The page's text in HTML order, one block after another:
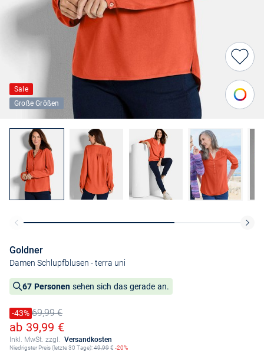
Sale
Große Größen
Goldner
Damen Schlupfblusen - terra uni
67 Personen sehen sich das gerade an.
Preis reduziert um
-43%
Alter Preis69,99 €
Ermäßigter Preis
ab 39,99 €
Inkl. MwSt. zzgl. Versandkosten
Niedrigster Preis (letzte 30 Tage):49,99€ -20%